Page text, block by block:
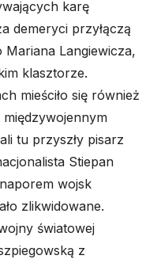
karę
demeryci przyłączą
Mariana Langiewicza,
klasztorze.
mieściło się również
tu przyszły pisarz
Stiepan
wojsk
zlikwidowane.
światowej
z